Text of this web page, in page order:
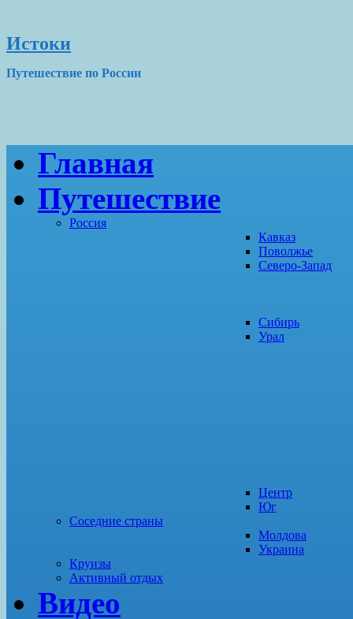
Истоки
Путешествие по России
Главная
Путешествие
Россия
Кавказ
Поволжье
Северо-Запад
Сибирь
Урал
Центр
Юг
Соседние страны
Молдова
Украина
Круизы
Активный отдых
Видео